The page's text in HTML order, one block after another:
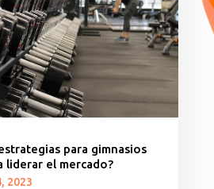
para gimnasios
liderar el mercado?
2023